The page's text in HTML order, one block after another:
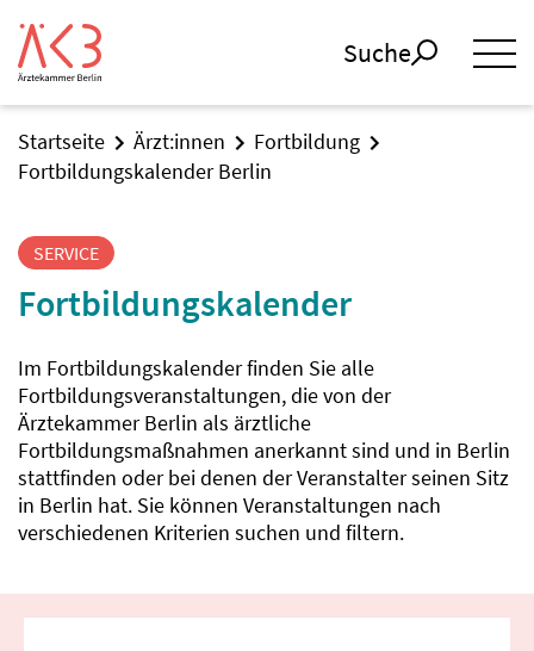
Suche
Startseite Ärzt:innen
Fortbildung
Fortbildungskalender Berlin
SERVICE
Fortbildungskalender
Im Fortbildungskalender finden Sie alle
Fortbildungsveranstaltungen, die von der
Ärztekammer Berlin als ärztliche
Fortbildungsmaßnahmen anerkannt sind und in Berlin
stattfinden oder bei denen der Veranstalter seinen Sitz
in Berlin hat. Sie können Veranstaltungen nach
verschiedenen Kriterien suchen und filtern.
Fortbildungssuche